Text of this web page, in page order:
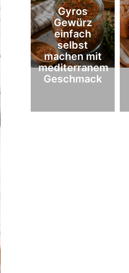
Gyros
Gewürz
einfach
selbst
machen mit
mediterranem
Geschmack